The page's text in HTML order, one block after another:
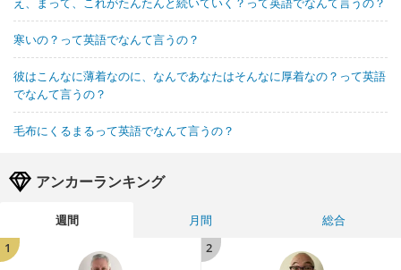
寒いの？って英語でなんて言うの？
彼はこんなに薄着なのに、なんであなたはそんなに厚着なの？って英語
でなんて言うの？
毛布にくるまるって英語でなんて言うの？
アンカーランキング
週間 月間
総合
1
2